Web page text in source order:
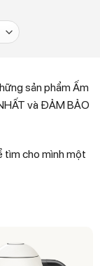
sản phẩm Ấm
và ĐẢM BẢO
tìm cho mình một